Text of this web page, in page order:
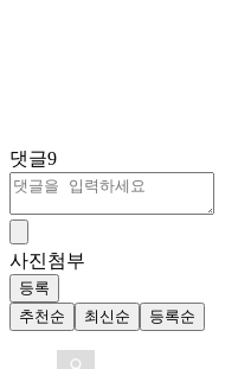
댓글9
사진첨부
등록
추천순
최신순 등록순